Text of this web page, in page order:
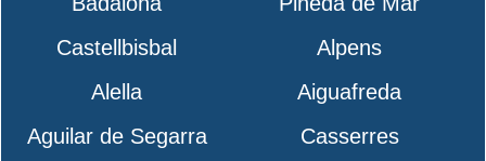
Castellbisbal
Alpens
Alella
Aiguafreda
Aguilar de Segarra
Casserres